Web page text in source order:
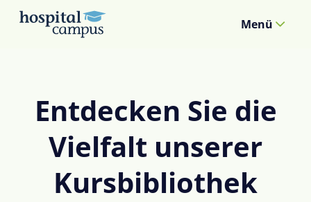
Menü
Entdecken Sie die
Vielfalt unserer
Kursbibliothek